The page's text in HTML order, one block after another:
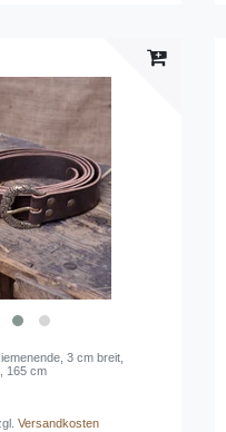
3 cm breit,
165 cm
Versandkosten